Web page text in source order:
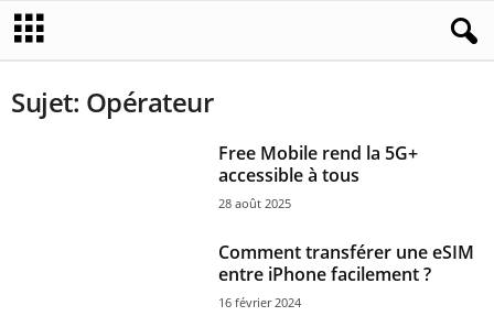
Sujet: Opérateur
Free Mobile rend la 5G+
accessible à tous
28 août 2025
Comment transférer une eSIM
entre iPhone facilement ?
16 février 2024